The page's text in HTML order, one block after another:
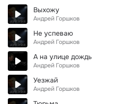
Выхожу
Андрей Горшков
Не успеваю
Андрей Горшков
А на улице дождь
Андрей Горшков
Уезжай
Андрей Горшков